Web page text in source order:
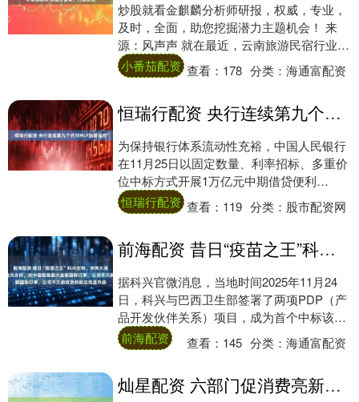
炒股就看金麒麟分析师研报，权威，专业，
及时，全面，助您挖掘潜力主题机会！ 来
源：风声声 就在最近，云南旅游民宿行业协
会，通过官方公众号发布了《云南省旅游民
宿行业....
小番茄配资 查看： 178 分类：海通富配资
恒瑞行配资 央行连续第九个月对MLF加量续作
为保持银行体系流动性充裕，中国人民银行
在11月25日以固定数量、利率招标、多重价
位中标方式开展1万亿元中期借贷便利
（MLF）操作，期限为1年期。鉴于11月有
90....
恒瑞行配资 查看： 119 分类： 股市配资网
前海配资 昔日“疫苗之王”科兴生物，突传大消息！在巴西拿下7亿美元合同，创中国疫苗最大金额国际订单，公司不久前收到纳斯达克退市函
据科兴官微消息，当地时间2025年11月24
日，科兴与巴西卫生部签署了两项PDP（产
品开发伙伴关系）项目，成为首个中标该项
目的中国疫苗企业。科兴将与巴西当地伙
伴....
前海配资 查看： 145 分类：海通富配资
灿星配资 六部门促消费亮新招！19条措施增强消费品供需适配性